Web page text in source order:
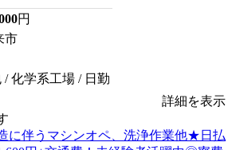
円
市
/ 化学系工場 / 日勤
詳細を表示